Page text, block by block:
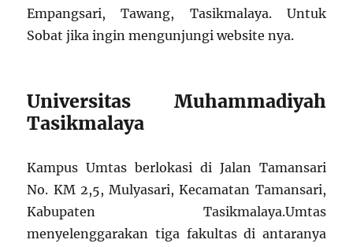
Empangsari, Tawang, Tasikmalaya. Untuk
Sobat jika ingin mengunjungi website nya.
Universitas Muhammadiyah
Tasikmalaya
Kampus Umtas berlokasi di Jalan Tamansari
No. KM 2,5, Mulyasari, Kecamatan Tamansari,
Kabupaten Tasikmalaya.Umtas
menyelenggarakan tiga fakultas di antaranya